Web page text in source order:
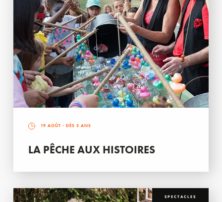
19 AOÛT - DÈS 3 ANS
LA PÊCHE AUX HISTOIRES
SPECTACLES